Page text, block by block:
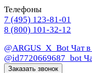
Телефоны
7 (495) 123-81-01
8 (800) 101-32-12
@ARGUS_X_Bot Чат
@id7720669687_bot
Заказать звонок